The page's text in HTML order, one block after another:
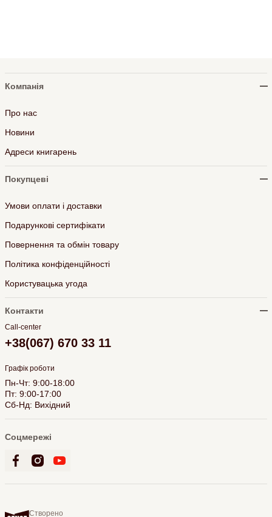
Компанія
Про нас
Новини
Адреси книгарень
Покупцеві
Умови оплати і доставки
Подарункові сертифікати
Повернення та обмін товару
Політика конфіденційності
Користувацька угода
Контакти
Call-center
+38(067) 670 33 11
Графік роботи
Пн-Чт: 9:00-18:00
Пт: 9:00-17:00
Сб-Нд: Вихідний
Соцмережі
Створено